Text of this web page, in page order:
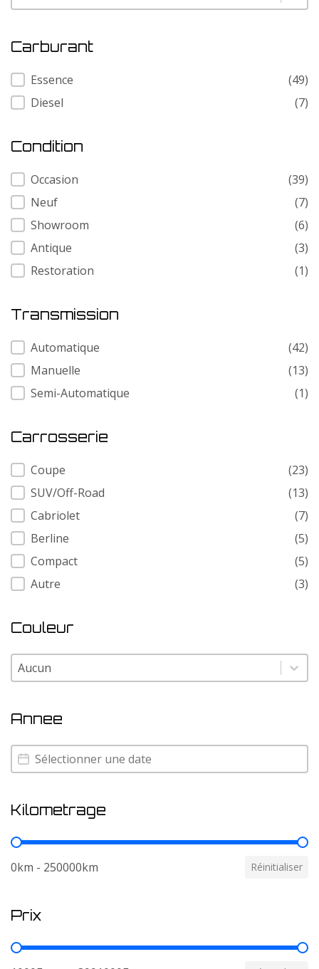
Carburant
Carburant
Essence
(49)
Diesel
(7)
Condition
Condition
Occasion
(39)
Neuf
(7)
Showroom
(6)
Antique
(3)
Restoration
(1)
Transmission
Transmission
Automatique
(42)
Manuelle
(13)
Semi-Automatique
(1)
Carrosserie
Carrosserie
Coupe
(23)
SUV/Off-Road
(13)
Cabriolet
(7)
Berline
(5)
Compact
(5)
Autre
(3)
Couleur
Couleur
Couleur
Annee
Annee
Annee
Kilometrage
Kilometrage
0km - 250000km Réinitialiser
Prix
Prix